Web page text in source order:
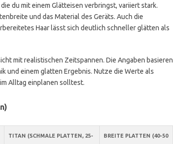
du mit einem Glätteisen verbringst, variiert stark.
und das Material des Geräts. Auch die
Haar lässt sich deutlich schneller glätten als
mit realistischen Zeitspannen. Die Angaben basieren
und einem glatten Ergebnis. Nutze die Werte als
Alltag einplanen solltest.
TITAN (SCHMALE PLATTEN, 25-
BREITE PLATTEN (40-50